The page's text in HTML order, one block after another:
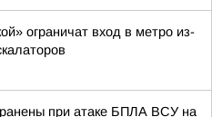
ограничат вход в метро из-
при атаке БПЛА ВСУ на